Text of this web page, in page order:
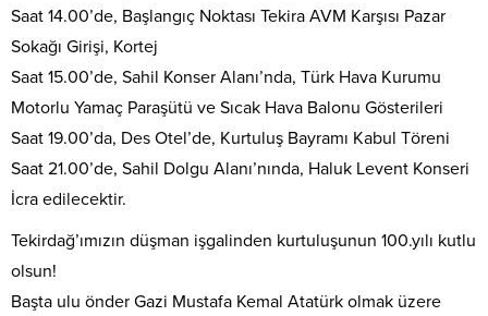
Saat 14.00’de, Başlangıç Noktası Tekira AVM Karşısı Pazar
Sokağı Girişi, Kortej
Saat 15.00’de, Sahil Konser Alanı’nda, Türk Hava Kurumu
Motorlu Yamaç Paraşütü ve Sıcak Hava Balonu Gösterileri
Saat 19.00’da, Des Otel’de, Kurtuluş Bayramı Kabul Töreni
Saat 21.00’de, Sahil Dolgu Alanı’nında, Haluk Levent Konseri
İcra edilecektir.
Tekirdağ’ımızın düşman işgalinden kurtuluşunun 100.yılı kutlu
olsun!
Başta ulu önder Gazi Mustafa Kemal Atatürk olmak üzere